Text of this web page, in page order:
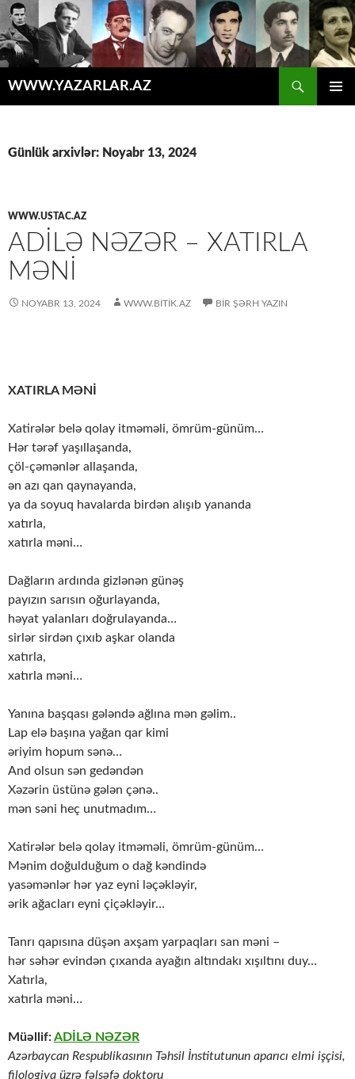
WWW.YAZARLAR.AZ
Günlük arxivlər: Noyabr 13, 2024
WWW.USTAC.AZ
ADILƏ NƏZƏR – XATIRLA
MƏNİ
NOYABR 13, 2024 WWW.BITIK.AZ BIR ŞƏRH YAZIN
XATIRLA MƏNİ
Xatirələr belə qolay itməməli, ömrüm-günüm…
Hər tərəf yaşıllaşanda,
çöl-çəmənlər allaşanda,
ən azı qan qaynayanda,
ya da soyuq havalarda birdən alışıb yananda
xatırla,
xatırla məni…
Dağların ardında gizlənən günəş
payızın sarısın oğurlayanda,
həyat yalanları doğrulayanda…
sirlər sirdən çıxıb aşkar olanda
xatırla,
xatırla məni…
Yanına başqası gələndə ağlına mən gəlim..
Lap elə başına yağan qar kimi
əriyim hopum sənə…
And olsun sən gedəndən
Xəzərin üstünə gələn çənə..
mən səni heç unutmadım…
Xatirələr belə qolay itməməli, ömrüm-günüm…
Mənim doğulduğum o dağ kəndində
yasəmənlər hər yaz eyni ləçəkləyir,
ərik ağacları eyni çiçəkləyir…
Tanrı qapısına düşən axşam yarpaqları san məni –
hər səhər evindən çıxanda ayağın altındakı xışıltını duy…
Xatırla,
xatırla məni…
Müəllif:ADİLƏ NƏZƏR
Azərbaycan Respublikasının Təhsil İnstitutunun aparıcı elmi işçisi,
filologiya üzrə fəlsəfə doktoru